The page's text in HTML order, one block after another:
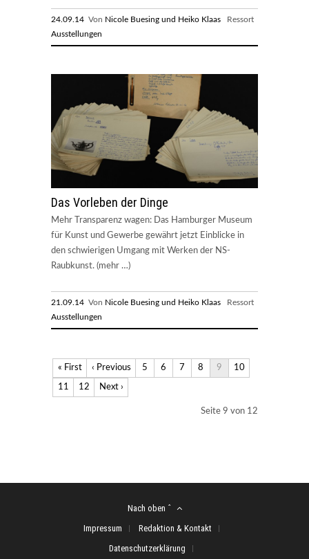
24.09.14 Von Nicole Buesing und Heiko Klaas Ressort
Ausstellungen
Das Vorleben der Dinge
Mehr Transparenz wagen: Das Hamburger Museum
für Kunst und Gewerbe gewährt jetzt Einblicke in
den schwierigen Umgang mit Werken der NS-
Raubkunst. (mehr …)
21.09.14 Von Nicole Buesing und Heiko Klaas Ressort
Ausstellungen
« First ‹ Previous 5 6 7 8 9 10
11 12 Next ›
Seite 9 von 12
Nach oben ˆ
Impressum
Redaktion & Kontakt
Datenschutzerklärung